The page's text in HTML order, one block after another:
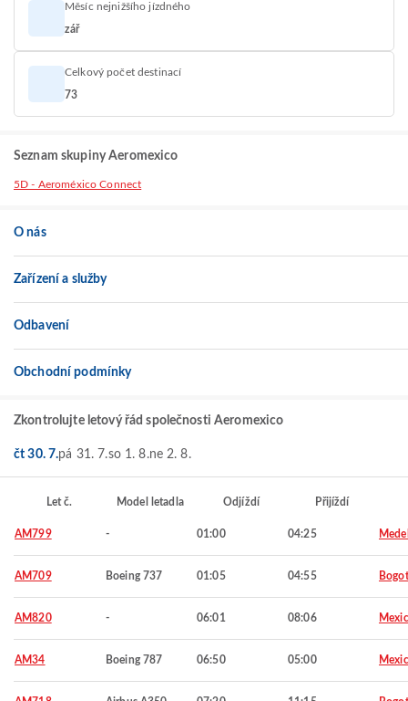
Měsíc nejnižšího jízdného
zář
Celkový počet destinací
73
Seznam skupiny Aeromexico
5D - Aeroméxico Connect
O nás
Zařízení a služby
Odbavení
Obchodní podmínky
Zkontrolujte letový řád společnosti Aeromexico
čt 30. 7.pá 31. 7.so 1. 8.ne 2. 8.
Let č. Model letadla Odjíždí Přijíždí
AM799 - 01:00 04:25
AM709 Boeing 737 01:05 04:55
AM820 - 06:01 08:06
AM34 Boeing 787 06:50 05:00